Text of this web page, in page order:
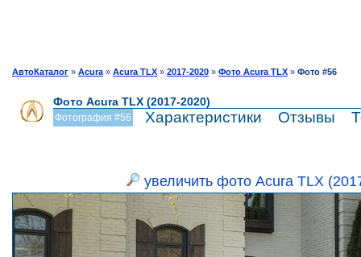
АвтоКаталог » Acura » Acura TLX » 2017-2020 » Фото Acura TLX » Фото #56
Фото Acura TLX (2017-2020)
Фотография #56 Характеристики Отзывы
увеличить фото Acura TLX